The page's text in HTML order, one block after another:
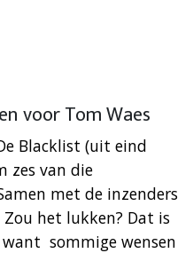
voor Tom Waes
Blacklist (uit eind
zes van die
met de inzenders
het lukken? Dat is
sommige wensen